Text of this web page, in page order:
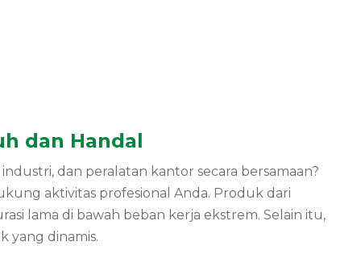
dan Handal
dan peralatan kantor secara bersamaan?
aktivitas profesional Anda. Produk dari
lama di bawah beban kerja ekstrem. Selain itu,
yang dinamis.